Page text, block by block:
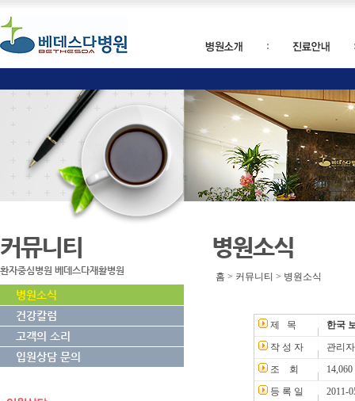
커뮤니티
환자중심병원 베데스다재활병원
병원소식
건강칼럼
고객의 소리
입원상담 문의
병원소식
홈 > 커뮤니티 > 병원소식
제 목
한국
작 성 자
관리자
조 회
14,060
등 록 일
2011-